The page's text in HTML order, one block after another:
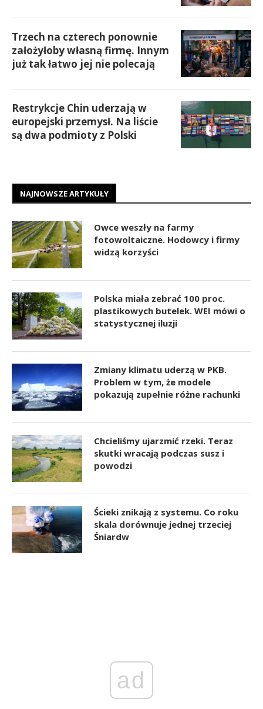
Trzech na czterech ponownie
założyłoby własną firmę. Innym
już tak łatwo jej nie polecają
Restrykcje Chin uderzają w
europejski przemysł. Na liście
są dwa podmioty z Polski
NAJNOWSZE ARTYKUŁY
Owce weszły na farmy
fotowoltaiczne. Hodowcy i firmy
widzą korzyści
Polska miała zebrać 100 proc.
plastikowych butelek. WEI mówi o
statystycznej iluzji
Zmiany klimatu uderzą w PKB.
Problem w tym, że modele
pokazują zupełnie różne rachunki
Chcieliśmy ujarzmić rzeki. Teraz
skutki wracają podczas susz i
powodzi
Ścieki znikają z systemu. Co roku
skala dorównuje jednej trzeciej
Śniardw
ad